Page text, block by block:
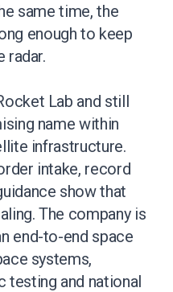
same time, the
enough to keep
radar.
Lab and still
name within
infrastructure.
intake, record
show that
The company is
end-to-end space
systems,
testing and national